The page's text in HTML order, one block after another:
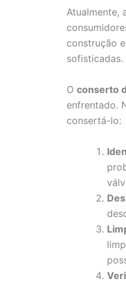
Atualmente,
construção
sofisticadas.
O conserto
enfrentado.
consertá-lo: